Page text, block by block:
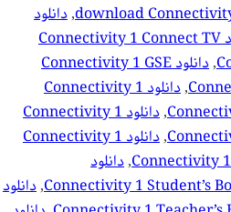
download
, دانلود
دانلود Connectivity 1 Connect TV
,
دانلود Connectivity 1 GSE
,
دانلود Connectivity 1
,
دانلود Connectivity 1
,
دانلود Connectivity 1
, دانلود
, دانلود